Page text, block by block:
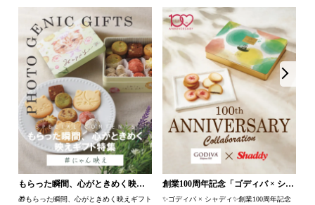
もらった瞬間、心がときめく映え
ギフト
🎁もらった瞬間、心がときめく映えギフト
創業100周年記念「ゴディバ × シャ
ディ」
✨ゴディバ × シャディ✨創業100周年記念